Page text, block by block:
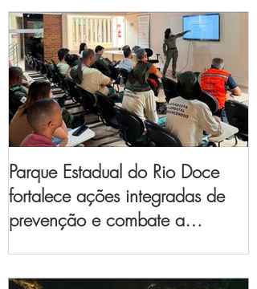
Parque Estadual do Rio Doce
fortalece ações integradas de
prevenção e combate a